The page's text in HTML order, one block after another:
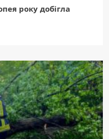
року добігла